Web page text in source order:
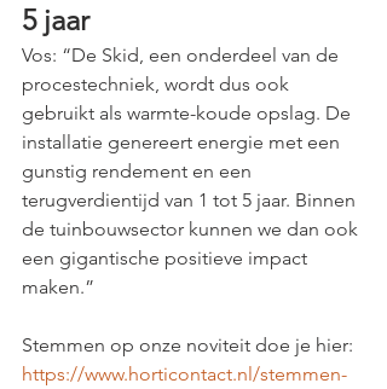
5 jaar
Vos: “De Skid, een onderdeel van de
procestechniek, wordt dus ook
gebruikt als warmte-koude opslag. De
installatie genereert energie met een
gunstig rendement en een
terugverdientijd van 1 tot 5 jaar. Binnen
de tuinbouwsector kunnen we dan ook
een gigantische positieve impact
maken.”
Stemmen op onze noviteit doe je hier:
https://www.horticontact.nl/stemmen-